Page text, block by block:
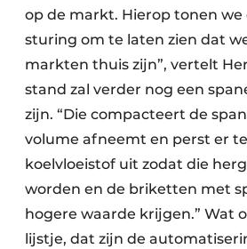
op de markt. Hierop tonen we
sturing om te laten zien dat
markten thuis zijn”, vertelt
stand zal verder nog een
zijn. “Die compacteert de
volume afneemt en perst er
koelvloeistof uit zodat die
worden en de briketten met
hogere waarde krijgen.” Wat
lijstje, dat zijn de